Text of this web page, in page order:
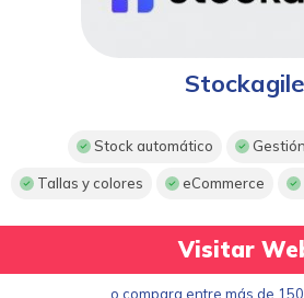
Stockagile
Stock automático
Tallas y colores eCommerce
Visitar
o compara entre más de